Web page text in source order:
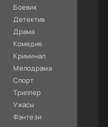
Боевик
Детектив
Драма
Комедия
Криминал
Мелодрама
Спорт
Триллер
Ужасы
Фэнтези